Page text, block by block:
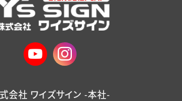
会社 ワイズサイン -本社-